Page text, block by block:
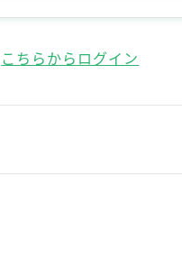
こちらからログイン